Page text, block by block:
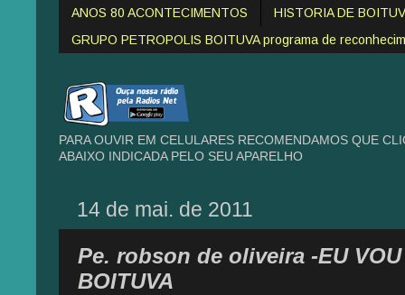
ANOS 80 ACONTECIMENTOS
HISTORIA DE
GRUPO PETROPOLIS BOITUVA programa de
PARA OUVIR EM CELULARES RECOMENDAMOS QUE
ABAIXO INDICADA PELO SEU APARELHO
14 de mai. de 2011
Pe. robson de oliveira -EU VOU
BOITUVA